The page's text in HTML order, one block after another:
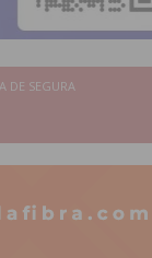
DE SEGURA